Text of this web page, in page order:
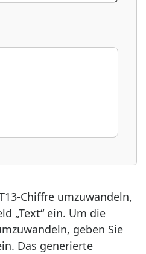
Chiffre umzuwandeln,
„Text“ ein. Um die
geben Sie
Das generierte